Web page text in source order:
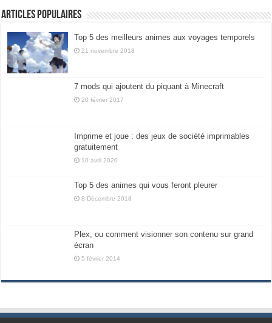
Articles populaires
Top 5 des meilleurs animes aux voyages temporels
21 novembre 2018
7 mods qui ajoutent du piquant à Minecraft
20 février 2017
Imprime et joue : des jeux de société imprimables
gratuitement
10 avril 2020
Top 5 des animes qui vous feront pleurer
8 Décembre 2018
Plex, ou comment visionner son contenu sur grand
écran
5 février 2014